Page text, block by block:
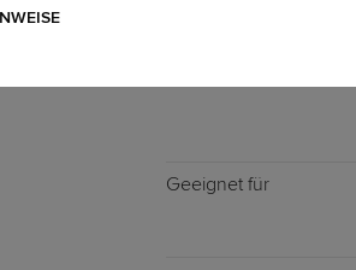
Geeignet für